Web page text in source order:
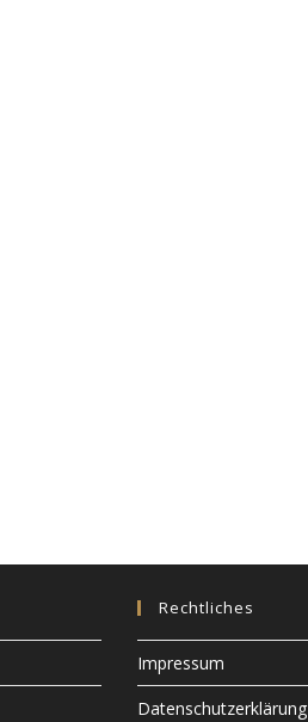
Rechtliches
Impressum
Datenschutzerklärung